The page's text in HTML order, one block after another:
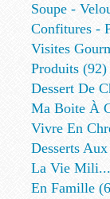
Soupe -
Confitures -
Visites
Produits (92)
Dessert De
Ma Boite À
Vivre En
Desserts
La Vie
En Famille